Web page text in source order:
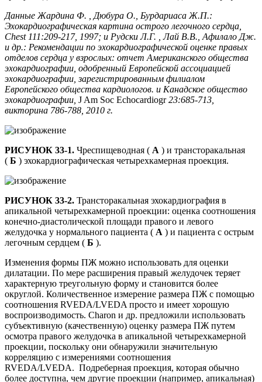
Данные Жардина Ф. , Дюбура О., Бурдариаса Ж.П.:
Эхокардиографическая картина острого легочного сердца,
Chest 111:209-217, 1997; и Рудски Л.Г. , Лай В.В., Афилало Дж.
и др.: Рекомендации по эхокардиографической оценке правых
отделов сердца у взрослых: отчет Американского общества
эхокардиографии, одобренный Европейской ассоциацией
эхокардиографии, зарегистрированным филиалом
Европейского общества кардиологов. и Канадское общество
эхокардиографии, J Am Soc Echocardiogr23:685-713,
викторина 786-788, 2010 г.
РИСУНОК 33-1. Чреспищеводная ( А ) и трансторакальная
( Б ) эхокардиографическая четырехкамерная проекция.
РИСУНОК 33-2. Трансторакальная эхокардиография в
апикальной четырехкамерной проекции: оценка соотношения
конечно-диастолической площади правого и левого
желудочка у нормального пациента ( А ) и пациента с острым
легочным сердцем ( Б ).
Изменения формы ПЖ можно использовать для оценки
дилатации. По мере расширения правый желудочек теряет
характерную треугольную форму и становится более
округлой. Количественное измерение размера ПЖ с помощью
соотношения RVEDA/LVEDA просто и имеет хорошую
воспроизводимость. Charon и др. предложили использовать
субъективную (качественную) оценку размера ПЖ путем
осмотра правого желудочка в апикальной четырехкамерной
проекции, поскольку они обнаружили значительную
корреляцию с измерениями соотношения
RVEDA/LVEDA. Подреберная проекция, которая обычно
более доступна, чем другие проекции (например, апикальная)